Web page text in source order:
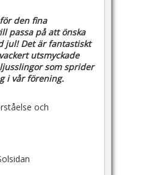
den fina
passa på att önska
jul! Det är fantastiskt
utsmyckade
som sprider
i vår förening.
och